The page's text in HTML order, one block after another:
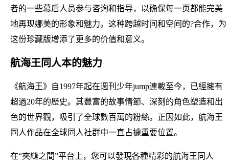
者的一些幕后人员参与咨询和指导，以确保每一页都能完美
地再现娜美的形象和魅力。这种跨越时间和空间的?合作，为
这份珍藏版增添了更多的价值和意义。
航海王同人本的魅力
《航海王》自1997年起在週刊少年jump連載至今，已經擁有
超過20年的歷史。其豐富的故事情節、深刻的角色塑造和出
色的世界觀，吸引了全球數百萬的粉絲。正因如此，航海王
同人作品在全球同人社群中一直占據重要位置。
在“夾縫之間”平台上，您可以發現各種精彩的航海王同人